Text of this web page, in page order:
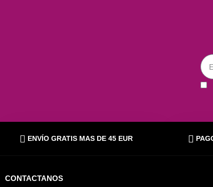
ENVÍO GRATIS MAS DE 45 EUR
CONTACTANOS